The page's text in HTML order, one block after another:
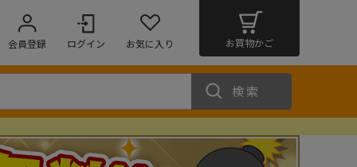
会員登録 ログイン お気に入り お買物かご
検索